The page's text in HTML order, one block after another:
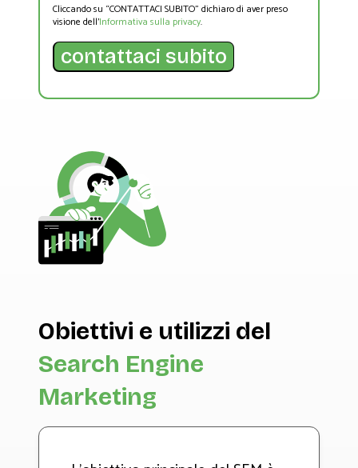
Cliccando su “CONTATTACI SUBITO” dichiaro di aver preso
visione dell’Informativa sulla privacy.
Obiettivi e utilizzi del
Search Engine
Marketing